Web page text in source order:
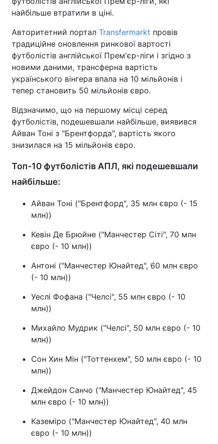
найбільше втратили в ціні.
Авторитетний портал Transfermarkt провів
традиційне оновлення ринкової вартості
футболістів англійської Прем'єр-ліги і згідно з
новими даними, трансферна вартість
українського вінгера впала на 10 мільйонів і
тепер становить 50 мільйонів євро.
Відзначимо, що на першому місці серед
футболістів, подешевшали найбільше, виявився
Айван Тоні з "Брентфорда", вартість якого
знизилася на 15 мільйонів євро.
Топ-10 футболістів АПЛ, які подешевшали
найбільше:
Айван Тоні ("Брентфорд", 35 млн євро (- 15
млн))
Кевін Де Брюйне ("Манчестер Сіті", 70 млн
євро (- 10 млн))
Антоні ("Манчестер Юнайтед", 60 млн євро
(- 10 млн))
Уеслі Фофана ("Челсі", 55 млн євро (- 10
млн))
Михайло Мудрик ("Челсі", 50 млн євро (- 10
млн))
Сон Хин Мін ("Тоттенхем", 50 млн євро (- 10
млн))
Джейдон Санчо ("Манчестер Юнайтед", 45
млн євро (- 10 млн))
Каземіро ("Манчестер Юнайтед", 40 млн
євро (- 10 млн))